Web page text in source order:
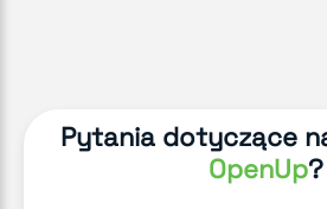
Pytania dotyczące
OpenUp?